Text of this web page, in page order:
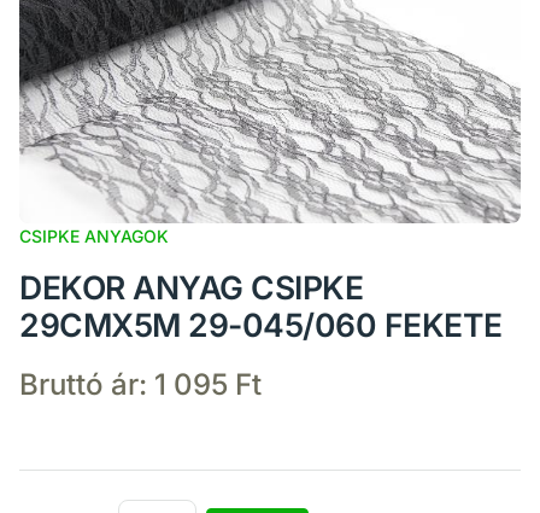
CSIPKE ANYAGOK
DEKOR ANYAG CSIPKE
29CMX5M 29-045/060 FEKETE
Bruttó ár: 1 095 Ft